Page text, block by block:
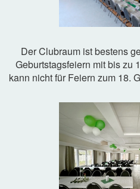
Der Clubraum ist bestens
Geburtstagsfeiern mit bis zu
kann nicht für Feiern zum 18.